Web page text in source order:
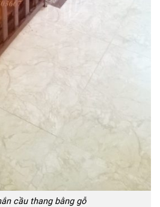
cầu thang bằng gỗ